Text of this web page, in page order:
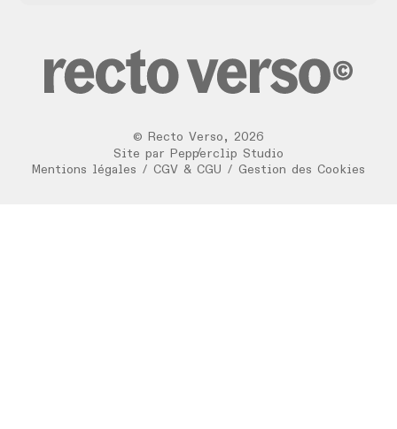
© Recto Verso , 2026
/
Site par
Pepperclip Studio
Mentions légales / CGV & CGU / Gestion des Cookies